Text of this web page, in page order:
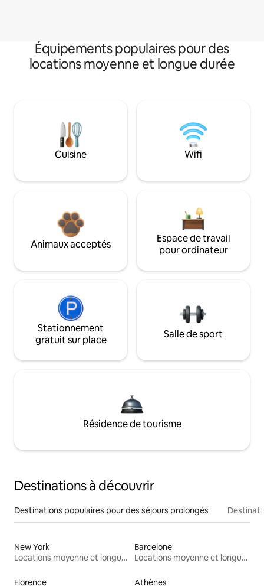
Équipements populaires pour des
locations moyenne et longue durée
Cuisine Wifi
Animaux acceptés
Espace de travail
pour ordinateur
Stationnement
gratuit sur place
Salle de sport
Résidence de tourisme
Destinations à découvrir
Destinations populaires pour des séjours prolongés
New York
Locations moyenne et longue durée
Barcelone
Locations moyenne et longue durée
Florence Athènes